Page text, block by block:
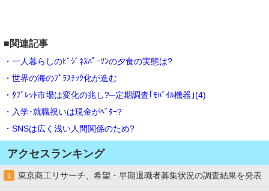
■関連記事
・一人暮らしのﾋﾞｼﾞﾈｽﾊﾟｰｿﾝの夕食の実態は?
・世界の海のﾌﾟﾗｽﾁｯｸ化が進む
・ﾀﾌﾞﾚｯﾄ市場は変化の兆し?─定期調査｢ﾓﾊﾞｲﾙ機器｣(4)
・入学･就職祝いは現金がﾍﾞﾀｰ?
・SNSは広く浅い人間関係のため?
アクセスランキング
1 東京商工リサーチ、希望・早期退職者募集状況の調査結果を発表